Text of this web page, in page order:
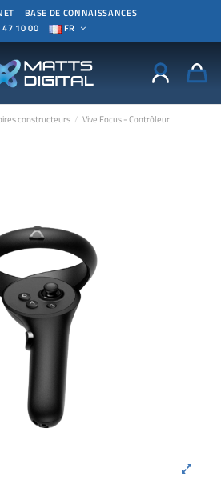
BASE DE CONNAISSANCES
47 10 00 FR
constructeurs
Vive Focus - Contrôleur